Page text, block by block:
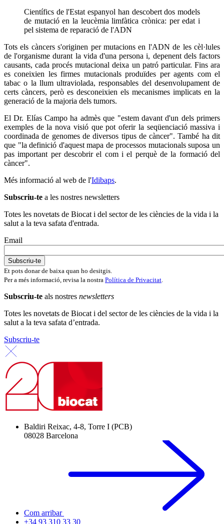
Científics de l'Estat espanyol han descobert dos models
de mutació en la leucèmia limfàtica crònica: per edat i
pel sistema de reparació de l'ADN
Tots els càncers s'originen per mutacions en l'ADN de les cèl·lules
de l'organisme durant la vida d'una persona i, depenent dels factors
causants, cada procés mutacional deixa un patró particular. Fins ara
es coneixien les firmes mutacionals produïdes per agents com el
tabac o la llum ultraviolada, responsables del desenvolupament de
certs càncers, però es desconeixien els mecanismes implicats en la
generació de la majoria dels tumors.
El Dr. Elías Campo ha admès que "estem davant d'un dels primers
exemples de la nova visió que pot oferir la seqüenciació massiva i
coordinada de genomes de diversos tipus de càncer". També ha dit
que "la definició d'aquest mapa de processos mutacionals suposa un
pas important per descobrir el com i el perquè de la formació del
càncer".
Més informació al web de l'Idibaps.
Subscriu-te a les nostres newsletters
Totes les novetats de Biocat i del sector de les ciències de la vida i la
salut a la teva safata d'entrada.
Email
Et pots donar de baixa quan ho desitgis.
Per a més informació, revisa la nostra Política de Privacitat.
Subscriu-te als nostres newsletters
Totes les novetats de Biocat i del sector de les ciències de la vida i la
salut a la teva safata d’entrada.
Subscriu-te
Baldiri Reixac, 4-8, Torre I (PCB)
08028 Barcelona
Com arribar
+34 93 310 33 30